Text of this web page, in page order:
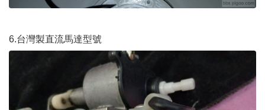
6.台灣製直流馬達型號